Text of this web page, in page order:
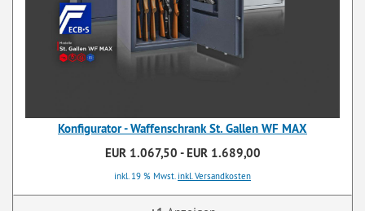
Konfigurator - Waffenschrank St. Gallen WF MAX
EUR 1.067,50 - EUR 1.689,00
inkl. 19 % Mwst. inkl. Versandkosten